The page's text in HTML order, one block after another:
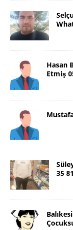
Hasan
Etmiş
35